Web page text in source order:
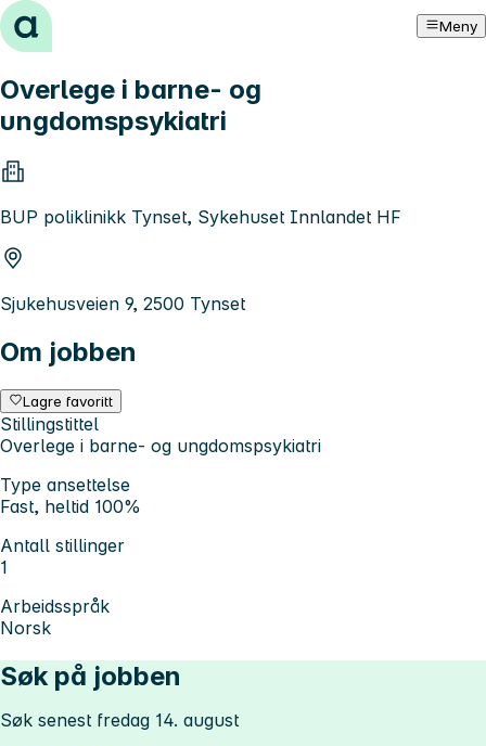
Hopp til innhold Meny
Overlege i barne- og
ungdomspsykiatri
BUP poliklinikk Tynset, Sykehuset Innlandet HF
Sjukehusveien 9, 2500 Tynset
Om jobben
Lagre favoritt
Stillingstittel
Overlege i barne- og ungdomspsykiatri
Type ansettelse
Fast, heltid 100%
Antall stillinger
1
Arbeidsspråk
Norsk
Søk på jobben
Søk senest fredag 14. august